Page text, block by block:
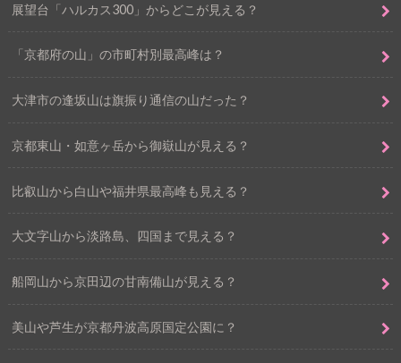
展望台「ハルカス300」からどこが見える？
「京都府の山」の市町村別最高峰は？
大津市の逢坂山は旗振り通信の山だった？
京都東山・如意ヶ岳から御嶽山が見える？
比叡山から白山や福井県最高峰も見える？
大文字山から淡路島、四国まで見える？
船岡山から京田辺の甘南備山が見える？
美山や芦生が京都丹波高原国定公園に？